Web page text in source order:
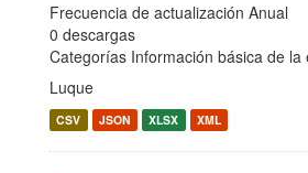
Frecuencia de actualización Anual
0 descargas
Categorías Información básica de la
Luque
CSV JSON XLSX XML